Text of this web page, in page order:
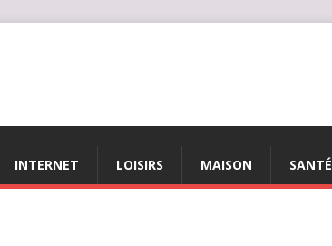
INTERNET LOISIRS MAISON SANTÉ